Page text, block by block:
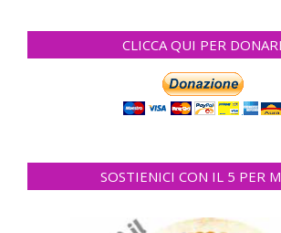
CLICCA QUI PER
SOSTIENICI CON IL 5 PER